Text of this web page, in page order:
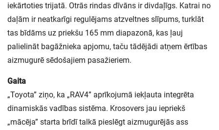
iekārtoties trijatā. Otrās rindas dīvāns ir divdaļīgs. Katrai no
daļām ir neatkarīgi regulējams atzveltnes slīpums, turklāt
tas bīdāms uz priekšu 165 mm diapazonā, kas ļauj
palielināt bagāžnieka apjomu, taču tādējādi atņem ērtības
aizmugurē sēdošajiem pasažieriem.
Gaita
„Toyota” ziņo, ka „RAV4” aprīkojumā iekļauta integrēta
dinamiskās vadības sistēma. Krosovers jau iepriekš
„mācēja” starta brīdī talkā pieslēgt aizmugurējās ass